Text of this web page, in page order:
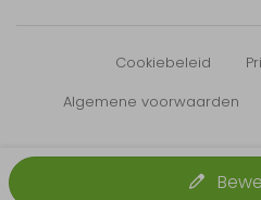
Cookiebeleid
Algemene voorwaarden